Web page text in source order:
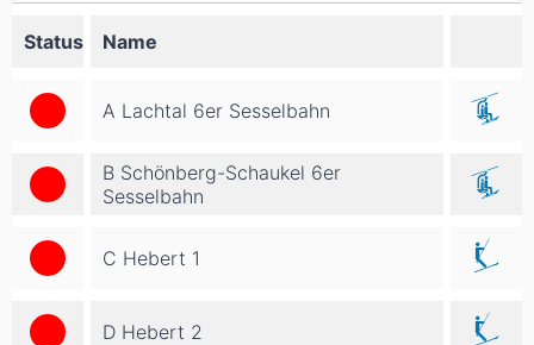
Status Name
A Lachtal 6er Sesselbahn
B Schönberg-Schaukel 6er
Sesselbahn
C Hebert 1
D Hebert 2